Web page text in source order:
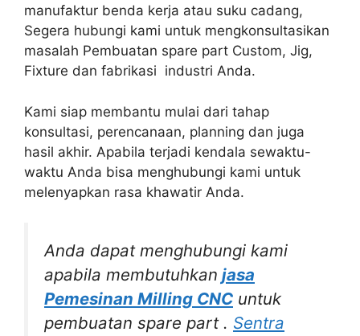
manufaktur benda kerja atau suku cadang,
Segera hubungi kami untuk mengkonsultasikan
masalah Pembuatan spare part Custom, Jig,
Fixture dan fabrikasi industri Anda.
Kami siap membantu mulai dari tahap
konsultasi, perencanaan, planning dan juga
hasil akhir. Apabila terjadi kendala sewaktu-
waktu Anda bisa menghubungi kami untuk
melenyapkan rasa khawatir Anda.
Anda dapat menghubungi kami
apabila membutuhkan jasa
Pemesinan Milling CNC untuk
pembuatan spare part . Sentra